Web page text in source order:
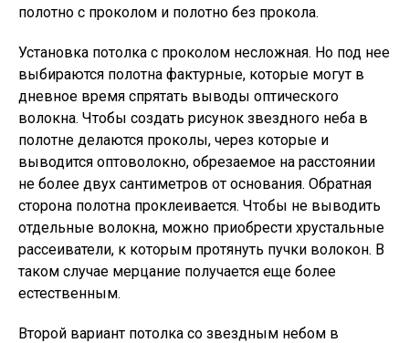
полотно с проколом и полотно без прокола.
Установка потолка с проколом несложная. Но под нее
выбираются полотна фактурные, которые могут в
дневное время спрятать выводы оптического
волокна. Чтобы создать рисунок звездного неба в
полотне делаются проколы, через которые и
выводится оптоволокно, обрезаемое на расстоянии
не более двух сантиметров от основания. Обратная
сторона полотна проклеивается. Чтобы не выводить
отдельные волокна, можно приобрести хрустальные
рассеиватели, к которым протянуть пучки волокон. В
таком случае мерцание получается еще более
естественным.
Второй вариант потолка со звездным небом в